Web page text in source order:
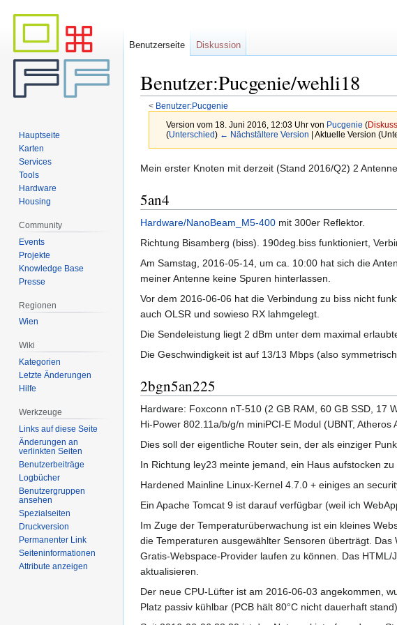
Benutzer:Pucgenie/wehli18
< Benutzer:Pucgenie
Version vom 18. Juni 2016, 12:03 Uhr von Pucgenie (
(Unterschied) ← Nächstältere Version | Aktuelle Version
Zur
springen
Zur
springen
Mein erster Knoten mit derzeit (Stand 2016/Q2) 2
5an4
Hardware/NanoBeam_M5-400 mit 300er Reflektor.
Richtung Bisamberg (biss). 190deg.biss funktioniert,
Am Samstag, 2016-05-14, um ca. 10:00 hat sich die
meiner Antenne keine Spuren hinterlassen.
Vor dem 2016-06-06 hat die Verbindung zu biss nicht
auch OLSR und sowieso RX lahmgelegt.
Die Sendeleistung liegt 2 dBm unter dem maximal
Die Geschwindigkeit ist auf 13/13 Mbps (also
2bgn5an225
Hardware: Foxconn nT-510 (2 GB RAM, 60 GB SSD, 17
Hi-Power 802.11a/b/g/n miniPCI-E Modul (UBNT,
Dies soll der eigentliche Router sein, der als einziger
In Richtung ley23 meinte jemand, ein Haus aufstocken
Hardened Mainline Linux-Kernel 4.7.0 + einiges an
Ein Apache Tomcat 9 ist darauf verfügbar (weil ich
Im Zuge der Temperaturüberwachung ist ein kleines
die Temperaturen ausgewählter Sensoren überträgt.
Gratis-Webspace-Provider laufen zu können. Das
aktualisieren.
Der neue CPU-Lüfter ist am 2016-06-03 angekommen,
Platz passiv kühlbar (PCB hält 80°C nicht dauerhaft stand).
Benutzerseite Diskussion
Hauptseite
Karten
Services
Tools
Hardware
Housing
Community
Events
Projekte
Knowledge Base
Presse
Regionen
Wien
Wiki
Kategorien
Letzte Änderungen
Hilfe
Werkzeuge
Links auf diese Seite
Änderungen an
verlinkten Seiten
Benutzerbeiträge
Logbücher
Benutzergruppen
ansehen
Spezialseiten
Druckversion
Permanenter Link
Seiten­informationen
Attribute anzeigen